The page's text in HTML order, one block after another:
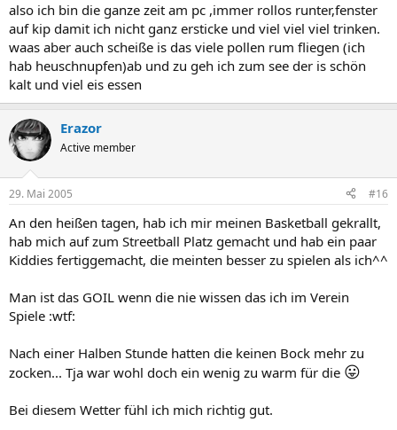
also ich bin die ganze zeit am pc ,immer rollos runter,fenster
auf kip damit ich nicht ganz ersticke und viel viel viel trinken.
waas aber auch scheiße is das viele pollen rum fliegen (ich
hab heuschnupfen)ab und zu geh ich zum see der is schön
kalt und viel eis essen
Erazor
Active member
29. Mai 2005 #16
An den heißen tagen, hab ich mir meinen Basketball gekrallt,
hab mich auf zum Streetball Platz gemacht und hab ein paar
Kiddies fertiggemacht, die meinten besser zu spielen als ich^^
Man ist das GOIL wenn die nie wissen das ich im Verein
Spiele :wtf:
Nach einer Halben Stunde hatten die keinen Bock mehr zu
zocken... Tja war wohl doch ein wenig zu warm für die 😛
Bei diesem Wetter fühl ich mich richtig gut.